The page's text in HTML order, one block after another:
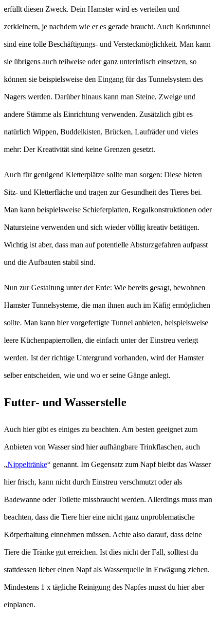
erfüllt diesen Zweck. Dein Hamster wird es verteilen und
zerkleinern, je nachdem wie er es gerade braucht. Auch Korktunnel
sind eine tolle Beschäftigungs- und Versteckmöglichkeit. Man kann
sie übrigens auch teilweise oder ganz unterirdisch einsetzen, so
können sie beispielsweise den Eingang für das Tunnelsystem des
Nagers werden. Darüber hinaus kann man Steine, Zweige und
andere Stämme als Einrichtung verwenden. Zusätzlich gibt es
natürlich Wippen, Buddelkisten, Brücken, Laufräder und vieles
mehr: Der Kreativität sind keine Grenzen gesetzt.
Auch für genügend Kletterplätze sollte man sorgen: Diese bieten
Sitz- und Kletterfläche und tragen zur Gesundheit des Tieres bei.
Man kann beispielsweise Schieferplatten, Regalkonstruktionen oder
Natursteine verwenden und sich wieder völlig kreativ betätigen.
Wichtig ist aber, dass man auf potentielle Absturzgefahren aufpasst
und die Aufbauten stabil sind.
Nun zur Gestaltung unter der Erde: Wie bereits gesagt, bewohnen
Hamster Tunnelsysteme, die man ihnen auch im Käfig ermöglichen
sollte. Man kann hier vorgefertigte Tunnel anbieten, beispielsweise
leere Küchenpapierrollen, die einfach unter der Einstreu verlegt
werden. Ist der richtige Untergrund vorhanden, wird der Hamster
selber entscheiden, wie und wo er seine Gänge anlegt.
Futter- und Wasserstelle
Auch hier gibt es einiges zu beachten. Am besten geeignet zum
Anbieten von Wasser sind hier aufhängbare Trinkflaschen, auch
„Nippeltränke“ genannt. Im Gegensatz zum Napf bleibt das Wasser
hier frisch, kann nicht durch Einstreu verschmutzt oder als
Badewanne oder Toilette missbraucht werden. Allerdings muss man
beachten, dass die Tiere hier eine nicht ganz unproblematische
Körperhaltung einnehmen müssen. Achte also darauf, dass deine
Tiere die Tränke gut erreichen. Ist dies nicht der Fall, solltest du
stattdessen lieber einen Napf als Wasserquelle in Erwägung ziehen.
Mindestens 1 x tägliche Reinigung des Napfes musst du hier aber
einplanen.